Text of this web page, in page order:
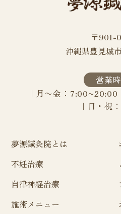
〒901-
沖縄県豊見城
営業
｜月〜金：
｜ 日・祝
夢源鍼灸院とは
不妊治療
自律神経治療
施術メニュー